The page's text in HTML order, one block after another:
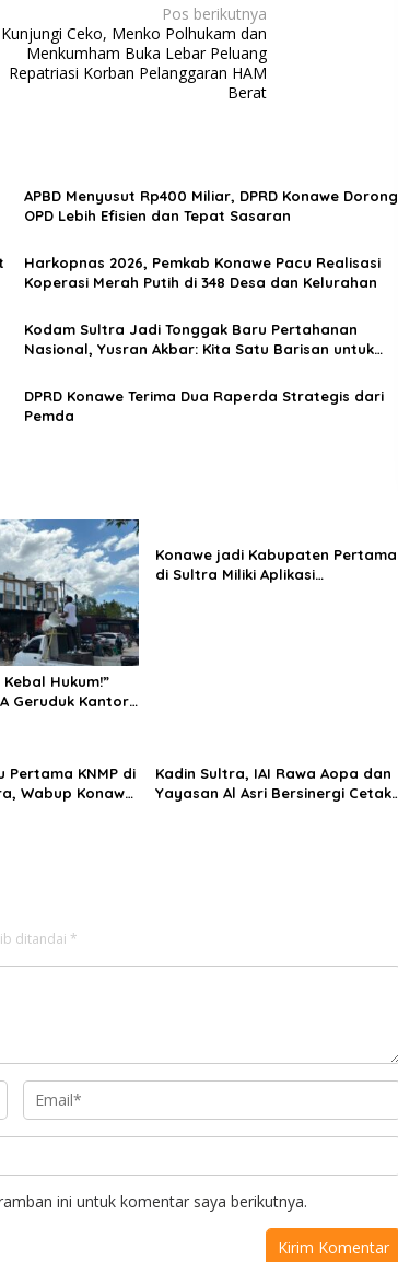
Pos berikutnya
Kunjungi Ceko, Menko Polhukam dan
Menkumham Buka Lebar Peluang
Repatriasi Korban Pelanggaran HAM
Berat
APBD Menyusut Rp400 Miliar, DPRD Konawe Dorong
OPD Lebih Efisien dan Tepat Sasaran
Harkopnas 2026, Pemkab Konawe Pacu Realisasi
Koperasi Merah Putih di 348 Desa dan Kelurahan
Kodam Sultra Jadi Tonggak Baru Pertahanan
Nasional, Yusran Akbar: Kita Satu Barisan untuk
DPRD Konawe Terima Dua Raperda Strategis dari
Pemda
Hukum!”
Geruduk Kantor
Konawe jadi Kabupaten Pertama
di Sultra Miliki Aplikasi
Pertama KNMP di
Wabup Konawe
Kadin Sultra, IAI Rawa Aopa dan
Yayasan Al Asri Bersinergi Cetak
ditandai *
ini untuk komentar saya berikutnya.